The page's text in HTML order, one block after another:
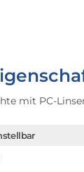
mit PC-